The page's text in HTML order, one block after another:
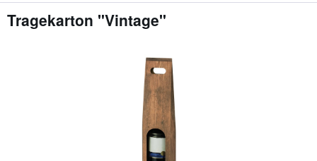
Tragekarton "Vintage"